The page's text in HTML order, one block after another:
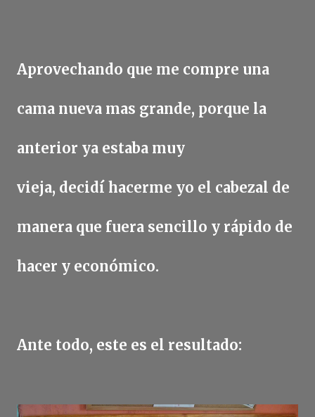
Aprovechando que me compre una
cama nueva mas grande, porque la
anterior ya estaba muy
vieja, decidí hacerme yo el cabezal de
manera que fuera sencillo y rápido de
hacer y económico.
Ante todo, este es el resultado: